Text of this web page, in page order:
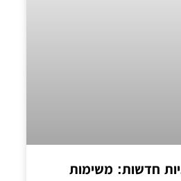
חדשות: משימות